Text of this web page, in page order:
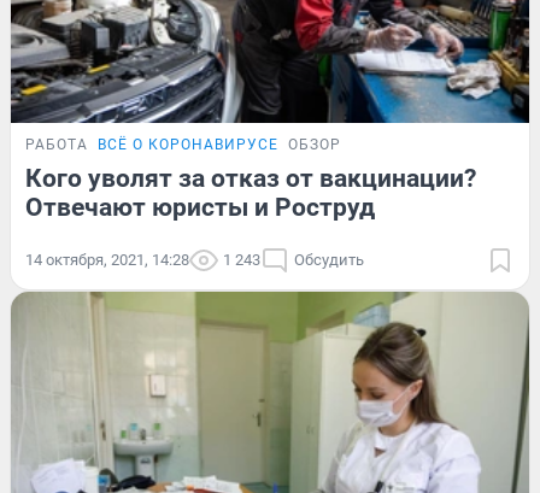
РАБОТА ВСЁ О КОРОНАВИРУСЕ ОБЗОР
Кого уволят за отказ от вакцинации?
Отвечают юристы и Роструд
14 октября, 2021, 14:28 1 243 Обсудить